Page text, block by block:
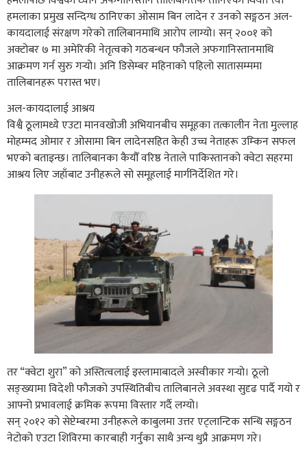
हमलाका प्रमुख सन्दिग्ध ठानिएका ओसाम बिन लादेन र उनको सङ्गठन अल-
कायदालाई संरक्षण गरेको तालिबानमाथि आरोप लाग्यो। सन् २००१ को
अक्टोबर ७ मा अमेरिकी नेतृत्वको गठबन्धन फौजले अफगानिस्तानमाथि
आक्रमण गर्न सुरु गर्‍यो। अनि डिसेम्बर महिनाको पहिलो सातासम्ममा
तालिबानहरू परास्त भए।
अल-कायदालाई आश्रय
विश्वै ठूलामध्ये एउटा मानवखोजी अभियानबीच समूहका तत्कालीन नेता मुल्लाह
मोहम्मद ओमार र ओसामा बिन लादेनसहित केही उच्च नेताहरू उम्किन सफल
भएको बताइन्छ। तालिबानका कैयौँ वरिष्ठ नेताले पाकिस्तानको क्वेटा सहरमा
आश्रय लिए जहाँबाट उनीहरूले सो समूहलाई मार्गनिर्देशित गरे।
तर “क्वेटा शुरा” को अस्तित्वलाई इस्लामाबादले अस्वीकार गर्‍यो। ठूलो
सङ्ख्यामा विदेशी फौजको उपस्थितिबीच तालिबानले अवस्था सुदृढ पार्दै गयो र
आफ्नो प्रभावलाई क्रमिक रूपमा विस्तार गर्दै लग्यो।
सन् २०१२ को सेप्टेम्बरमा उनीहरूले काबुलमा उत्तर एट्लान्टिक सन्धि सङ्गठन
नेटोको एउटा शिविरमा कारबाही गर्नुका साथै अन्य थुप्रै आक्रमण गरे।